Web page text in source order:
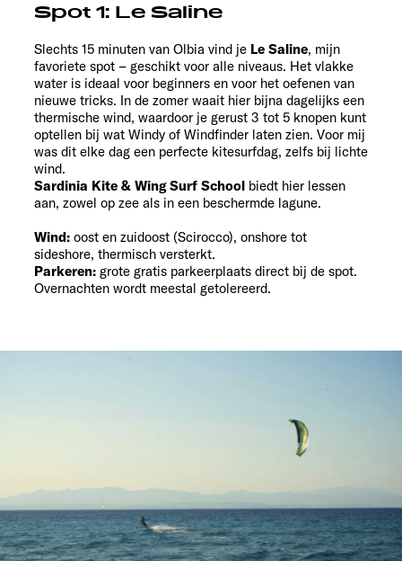
Spot 1: Le Saline
Slechts 15 minuten van Olbia vind je Le Saline, mijn
favoriete spot – geschikt voor alle niveaus. Het vlakke
water is ideaal voor beginners en voor het oefenen van
nieuwe tricks. In de zomer waait hier bijna dagelijks een
thermische wind, waardoor je gerust 3 tot 5 knopen kunt
optellen bij wat Windy of Windfinder laten zien. Voor mij
was dit elke dag een perfecte kitesurfdag, zelfs bij lichte
wind.
Sardinia Kite & Wing Surf School biedt hier lessen
aan, zowel op zee als in een beschermde lagune.
Wind: oost en zuidoost (Scirocco), onshore tot
sideshore, thermisch versterkt.
Parkeren: grote gratis parkeerplaats direct bij de spot.
Overnachten wordt meestal getolereerd.